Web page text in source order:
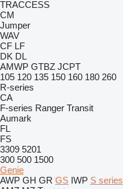
TRACCESS
CM
Jumper
WAV
CF LF
DK DL
AMWP GTBZ JCPT
105 120 135 150 160 180 260
R-series
CA
F-series Ranger Transit
Aumark
FL
FS
3309 5201
300 500 1500
Genie
AWP GH GR GS IWP S series